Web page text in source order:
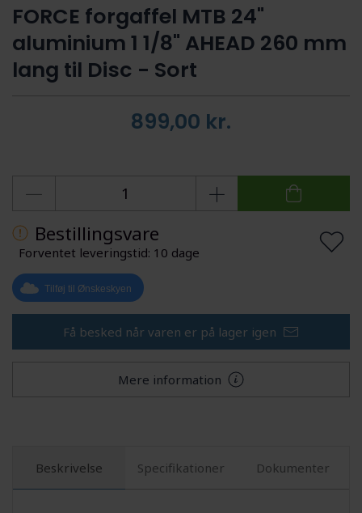
FORCE forgaffel MTB 24"
aluminium 1 1/8" AHEAD 260 mm
lang til Disc - Sort
899,00 kr.
Bestillingsvare
Forventet leveringstid: 10 dage
Tilføj til Ønskeskyen
Få besked når varen er på lager igen
Mere information
Beskrivelse Specifikationer Dokumenter